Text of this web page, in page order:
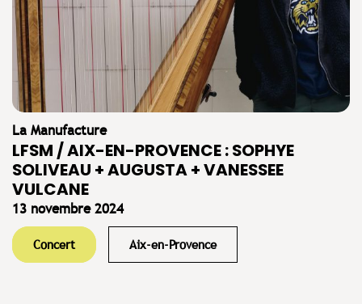
La Manufacture
LFSM / AIX-EN-PROVENCE : SOPHYE
SOLIVEAU + AUGUSTA + VANESSEE
VULCANE
13 novembre 2024
Concert Aix-en-Provence